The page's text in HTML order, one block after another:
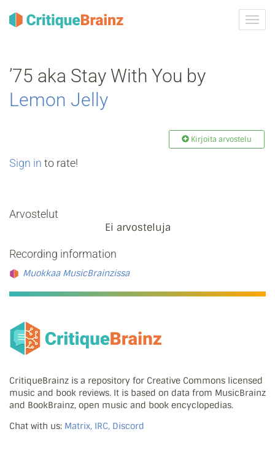
’75 aka Stay With You by
Lemon Jelly
Kirjoita arvostelu
Sign in to rate!
Arvostelut
Ei arvosteluja
Recording information
Muokkaa MusicBrainzissa
CritiqueBrainz is a repository for Creative Commons licensed
music and book reviews. It is based on data from MusicBrainz
and BookBrainz, open music and book encyclopedias.
Chat with us: Matrix, IRC, Discord